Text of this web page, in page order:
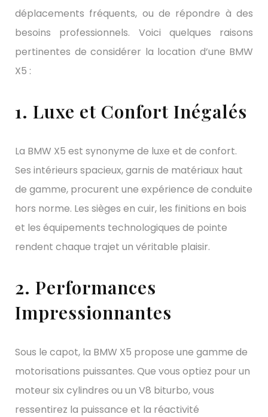
déplacements fréquents, ou de répondre à des
besoins professionnels. Voici quelques raisons
pertinentes de considérer la location d’une BMW
X5 :
1. Luxe et Confort Inégalés
La BMW X5 est synonyme de luxe et de confort.
Ses intérieurs spacieux, garnis de matériaux haut
de gamme, procurent une expérience de conduite
hors norme. Les sièges en cuir, les finitions en bois
et les équipements technologiques de pointe
rendent chaque trajet un véritable plaisir.
2. Performances
Impressionnantes
Sous le capot, la BMW X5 propose une gamme de
motorisations puissantes. Que vous optiez pour un
moteur six cylindres ou un V8 biturbo, vous
ressentirez la puissance et la réactivité